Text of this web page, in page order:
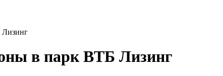
Лизинг
в парк ВТБ Лизинг